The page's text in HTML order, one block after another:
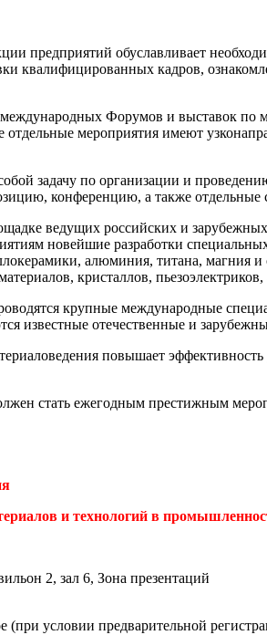
предприятий обуславливает
квалифицированных кадров,
Форумов и выставок
мероприятия имеют
задачу по организации и
конференцию, а также
ведущих российских и зарубежных
новейшие разработки
алюминия, титана, магния
кристаллов,
крупные международные
известные отечественные и
повышает эффективность
стать ежегодным престижным
и технологий в
2, зал 6, Зона презентаций
условии предварительной